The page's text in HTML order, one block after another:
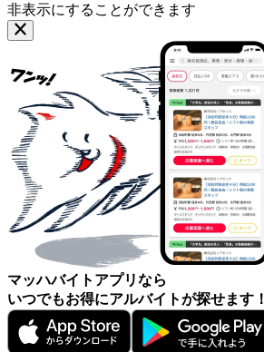
非表示にすることができます
マッハバイトアプリなら
いつでもお得にアルバイトが探せます！